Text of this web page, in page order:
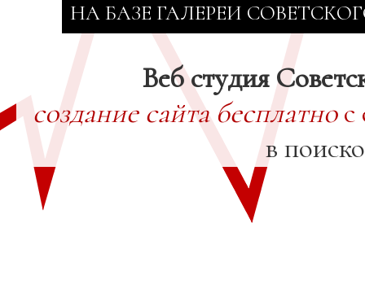
НА БАЗЕ ГАЛЕРЕИ
Веб студия
создание сайта бесплатнос
в